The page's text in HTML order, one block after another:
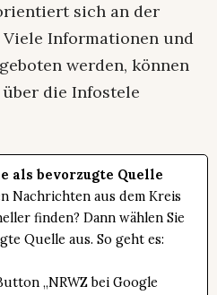
sich an der
Informationen und
werden, können
die Infostele
als bevorzugte Quelle
Nachrichten aus dem Kreis
finden? Dann wählen Sie
Quelle aus. So geht es:
„NRWZ bei Google